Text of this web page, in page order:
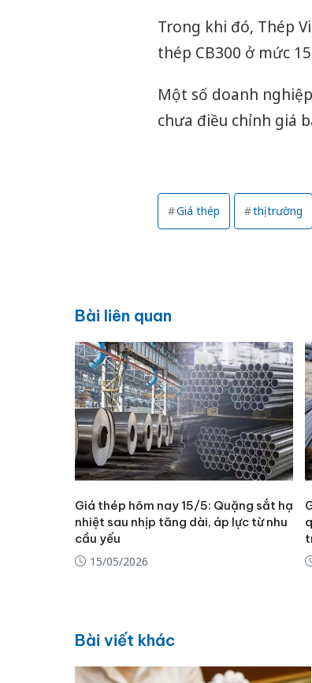
Trong khi đó, Thép
thép CB300 ở mức
Một số doanh
chưa điều chỉnh giá
Giá thép thị trường
Bài liên quan
Giá thép hôm nay 15/5: Quặng sắt hạ
nhiệt sau nhịp tăng dài, áp lực từ nhu
cầu yếu
15/05/2026
Bài viết khác